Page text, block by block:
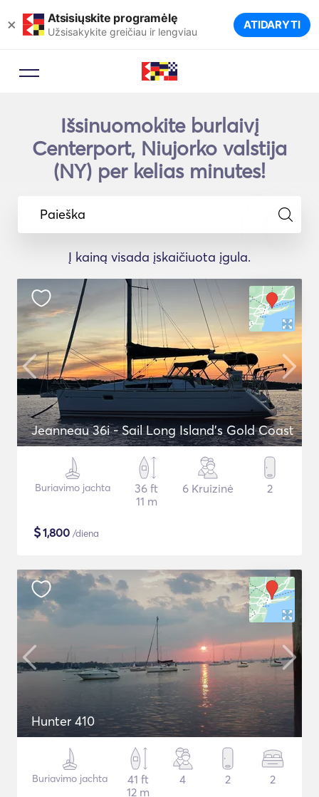
× Atsisiųskite programėlę
Užsisakykite greičiau ir lengviau ATIDARYTI
Išsinuomokite burlaivį
Centerport, Niujorko valstija
(NY) per kelias minutes!
Paieška
Į kainą visada įskaičiuota įgula.
Jeanneau 36i - Sail Long Island's Gold Coast
Buriavimo jachta
36 ft
11 m
6 Kruizinė 2
$1,800 /diena
Hunter 410
Buriavimo jachta
41 ft
12 m
4 2 2